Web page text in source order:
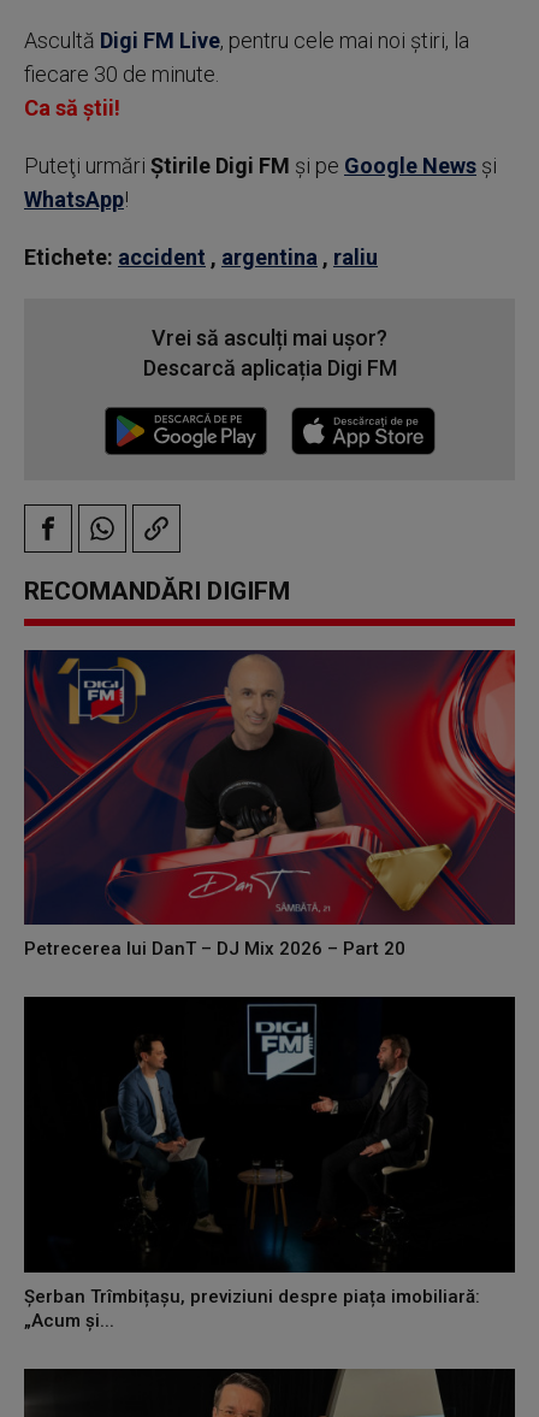
Ascultă Digi FM Live, pentru cele mai noi știri, la
fiecare 30 de minute.
Ca să știi!
Puteţi urmări Știrile Digi FM şi pe Google News şi
WhatsApp!
Etichete: accident , argentina , raliu
Vrei să asculți mai ușor?
Descarcă aplicația Digi FM
RECOMANDĂRI DIGIFM
Petrecerea lui DanT – DJ Mix 2026 – Part 20
Șerban Trîmbițașu, previziuni despre piața imobiliară:
„Acum și...